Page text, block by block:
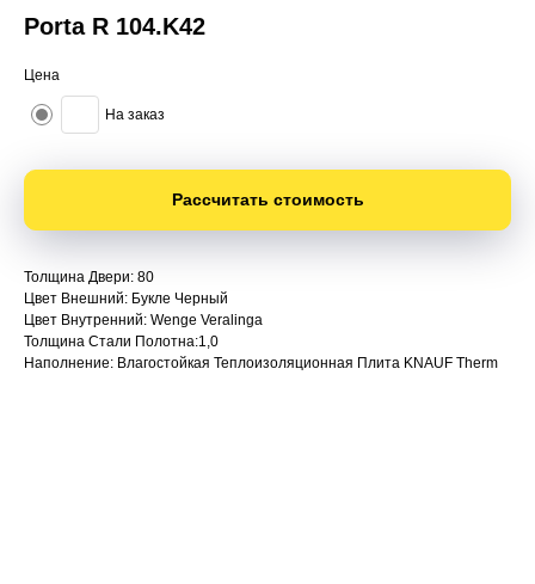
Porta R 104.K42
Цена
На заказ
Рассчитать стоимость
Толщина Двери: 80
Цвет Внешний: Букле Черный
Цвет Внутренний: Wenge Veralinga
Толщина Стали Полотна:1,0
Наполнение: Влагостойкая Теплоизоляционная Плита KNAUF Therm